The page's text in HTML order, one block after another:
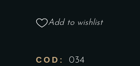
Add to wishlist
COD: 034